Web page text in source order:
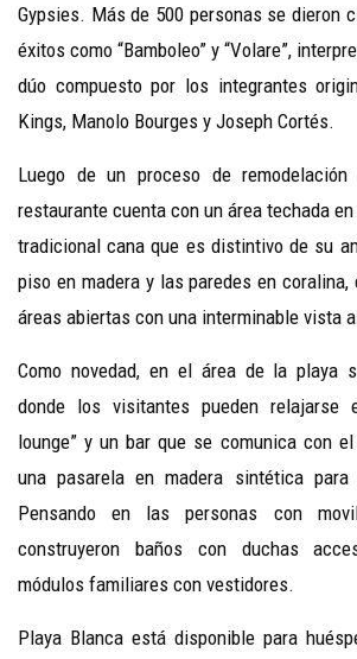
Gypsies. Más de 500 personas se dieron
éxitos como “Bamboleo” y “Volare”,
dúo compuesto por los integrantes
Kings, Manolo Bourges y Joseph Cortés.
Luego de un proceso de
restaurante cuenta con un área techada
tradicional cana que es distintivo de su
piso en madera y las paredes en coralina,
áreas abiertas con una interminable vista
Como novedad, en el área de la playa
donde los visitantes pueden relajarse
lounge” y un bar que se comunica con
una pasarela en madera sintética para
Pensando en las personas con
construyeron baños con duchas
módulos familiares con vestidores.
Playa Blanca está disponible para